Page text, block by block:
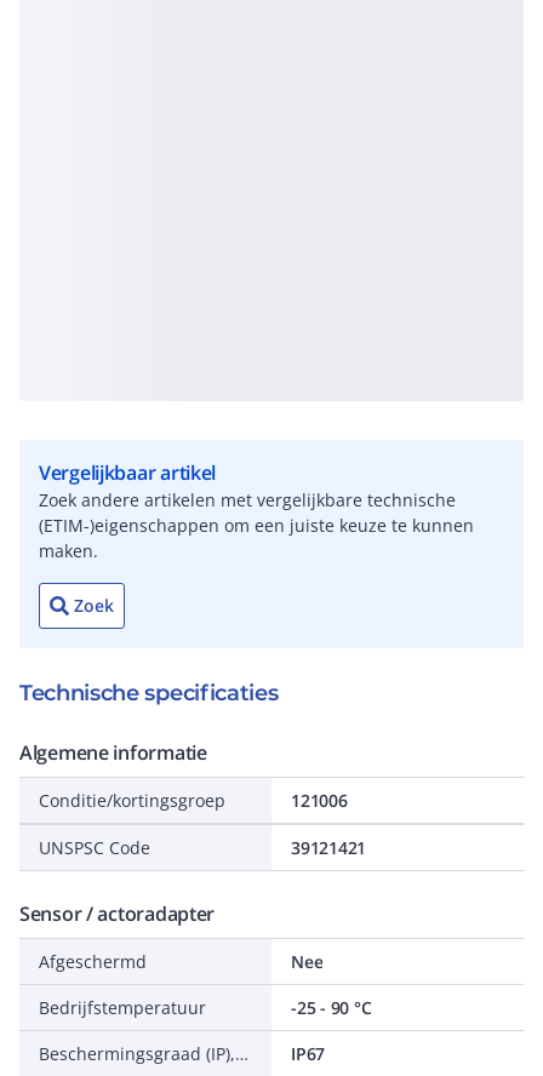
Vergelijkbaar artikel
Zoek andere artikelen met vergelijkbare technische
(ETIM-)eigenschappen om een juiste keuze te kunnen
maken.
Zoek
Technische specificaties
Algemene informatie
Conditie/kortingsgroep 121006
UNSPSC Code 39121421
Sensor / actoradapter
Afgeschermd
Nee
Bedrijfstemperatuur
-25 - 90 °C
Beschermingsgraad (IP), gemonteerd
IP67